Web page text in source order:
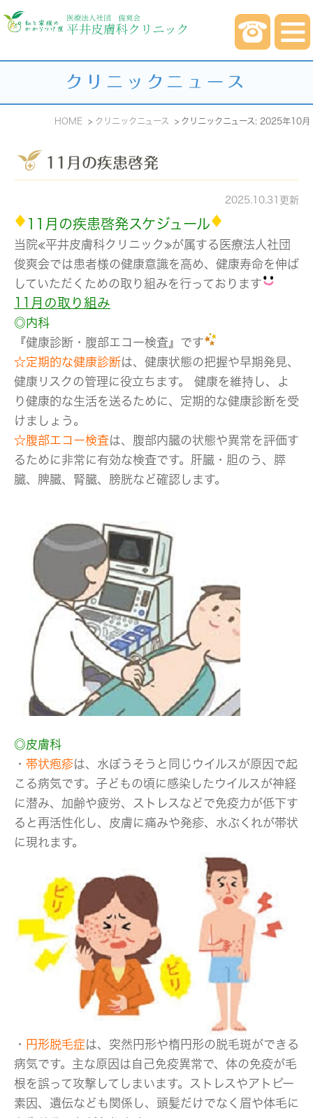
クリニックニュース
HOME クリニックニュース クリニックニュース: 2025年10月
11月の疾患啓発
2025.10.31更新
11月の疾患啓発スケジュール
当院≪平井皮膚科クリニック≫が属する医療法人社団
俊爽会では患者様の健康意識を高め、健康寿命を伸ば
していただくための取り組みを行っております
11月の取り組み
◎内科
『健康診断・腹部エコー検査』です
☆定期的な健康診断は、健康状態の把握や早期発見、
健康リスクの管理に役立ちます。 健康を維持し、よ
り健康的な生活を送るために、定期的な健康診断を受
けましょう。
☆腹部エコー検査は、腹部内臓の状態や異常を評価す
るために非常に有効な検査です。肝臓・胆のう、膵
臓、脾臓、腎臓、膀胱など確認します。
◎皮膚科
・ 帯状疱疹は、水ぼうそうと同じウイルスが原因で起
こる病気です。子どもの頃に感染したウイルスが神経
に潜み、加齢や疲労、ストレスなどで免疫力が低下す
ると再活性化し、皮膚に痛みや発疹、水ぶくれが帯状
に現れます。
・ 円形脱毛症は、突然円形や楕円形の脱毛斑ができる
病気です。主な原因は自己免疫異常で、体の免疫が毛
根を誤って攻撃してしまいます。ストレスやアトピー
素因、遺伝なども関係し、頭髪だけでなく眉や体毛に